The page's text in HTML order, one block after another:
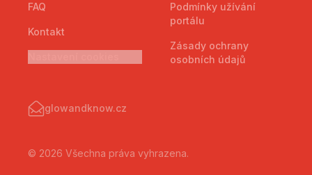
FAQ
Kontakt
Podmínky užívání
portálu
Zásady ochrany
osobních údajů
glowandknow.cz
© 2026 Všechna práva vyhrazena.